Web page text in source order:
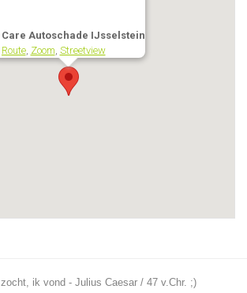
Care Autoschade IJsselstein
Route, Zoom, Streetview
zocht, ik vond - Julius Caesar / 47 v.Chr. ;)